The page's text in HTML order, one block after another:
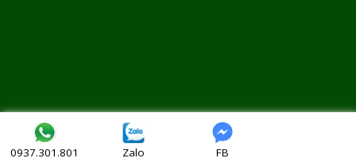
Bản quyền thuộc về © Thảo Dược Đức Thịnh 2013
0937.301.801 Zalo FB